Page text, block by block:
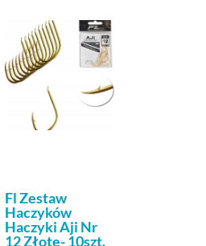
Fl Zestaw
Haczyków
Haczyki Aji Nr
12 Złote- 10szt.